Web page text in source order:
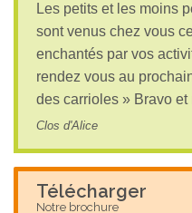
Les petits et les moins
sont venus chez vous
enchantés par vos
rendez vous au
des carrioles » Bravo et
Clos d'Alice
Télécharger
Notre brochure